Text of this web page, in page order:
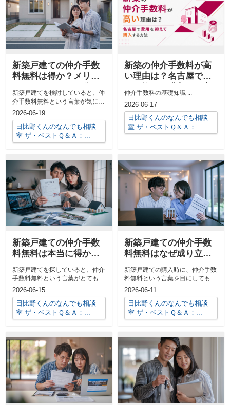
新築戸建ての仲介手数
料無料は得か？メリッ
りやすく解説
新築戸建てを検討していると、仲
介手数料無料という言葉が気にな
る方も多いのではないでしょう
か。同じ物件...
2026-06-19
日比野くんのなんでも相談
室 ザ・ベストＱ＆Ａ：...
新築の仲介手数料が高
い理由は？名古屋で費
法
2026-06-17
日比野くんのなんでも相談
室 ザ・ベストＱ＆Ａ：...
新築戸建ての仲介手数
料無料は本当に得か？
安心な選び方
新築戸建てを探していると、仲介
手数料無料という言葉がとても魅
力的に感じられますよね。しか
し、実はその...
2026-06-15
日比野くんのなんでも相談
室 ザ・ベストＱ＆Ａ：...
新築戸建ての仲介手数
料無料はなぜ成り立
詳しく解説
新築戸建ての購入時に、仲介手数
料無料という言葉を目にしても、
本当にお得なのか、どのような仕
組みで成り...
2026-06-11
日比野くんのなんでも相談
室 ザ・ベストＱ＆Ａ：...